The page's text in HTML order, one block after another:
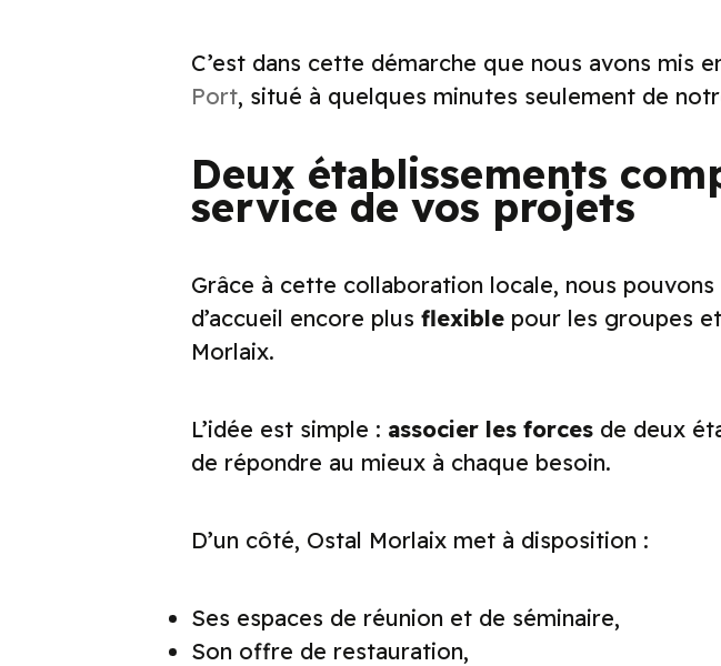
C’est dans cette démarche que nous avons mis
Port, situé à quelques minutes seulement de
Deux établissements
service de vos projets
Grâce à cette collaboration locale, nous
d’accueil encore plus flexible pour les groupes
Morlaix.
L’idée est simple : associer les forces de deux
de répondre au mieux à chaque besoin.
D’un côté, Ostal Morlaix met à disposition :
Ses espaces de réunion et de séminaire,
Son offre de restauration,